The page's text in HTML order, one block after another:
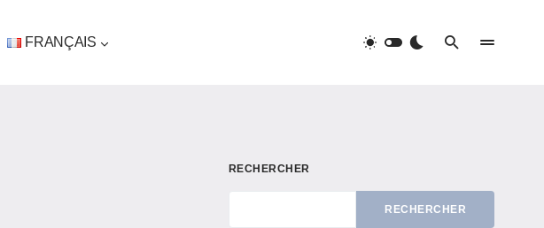
FRANÇAIS
RECHERCHER
RECHERCHER